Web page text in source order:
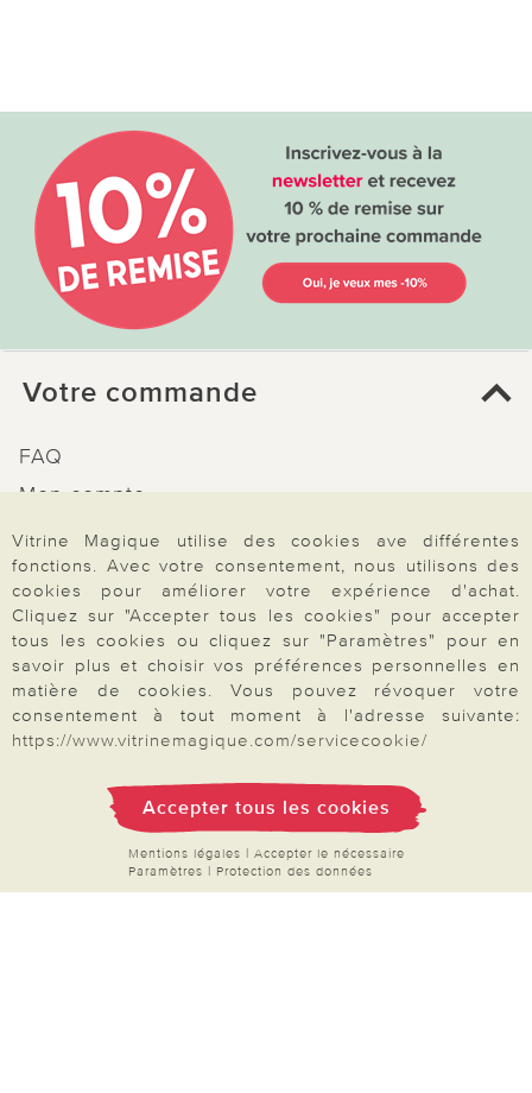
Votre commande
FAQ
Mon compte
Inscription Newsletter
Demande de catalogue
Données personnelles
Droit de rétractation
Rétractation
Paiement & Livraison
Vitrine Magique utilise des cookies ave différentes
fonctions. Avec votre consentement, nous utilisons des
cookies pour améliorer votre expérience d'achat.
Cliquez sur "Accepter tous les cookies" pour accepter
tous les cookies ou cliquez sur "Paramètres" pour en
savoir plus et choisir vos préférences personnelles en
matière de cookies. Vous pouvez révoquer votre
consentement à tout moment à l'adresse suivante:
https://www.vitrinemagique.com/servicecookie/
Accepter tous les cookies
Mentions légales | Accepter le nécessaire
Paramètres | Protection des données